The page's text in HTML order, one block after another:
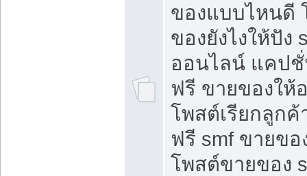
ของแบบไหนดี
ของยังไงให้ปั
ออนไลน์ แคป
ฟรี ขายของให้
โพสต์เรียกลูกค้
ฟรี smf ขายขอ
โพสต์ขายของ